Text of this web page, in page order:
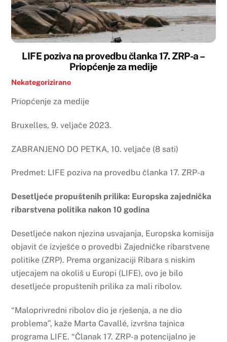
LIFE poziva na provedbu članka 17. ZRP-a –
Priopćenje za medije
Nekategorizirano
Priopćenje za medije
Bruxelles, 9. veljače 2023.
ZABRANJENO DO PETKA, 10. veljače (8 sati)
Predmet: LIFE poziva na provedbu članka 17. ZRP-a
Desetljeće propuštenih prilika: Europska zajednička
ribarstvena politika nakon 10 godina
Desetljeće nakon njezina usvajanja, Europska komisija
objavit će izvješće o provedbi Zajedničke ribarstvene
politike (ZRP). Prema organizaciji Ribara s niskim
utjecajem na okoliš u Europi (LIFE), ovo je bilo
desetljeće propuštenih prilika za mali ribolov.
“Maloprivredni ribolov dio je rješenja, a ne dio
problema”, kaže Marta Cavallé, izvršna tajnica
programa LIFE. “Članak 17. ZRP-a potencijalno je